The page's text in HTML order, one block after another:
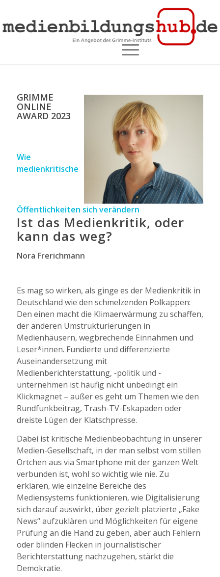
GRIMME
ONLINE
AWARD 2023
Wie
medienkritische
Öffentlichkeiten sich verändern
Ist das Medienkritik, oder
kann das weg?
Nora Frerichmann
Es mag so wirken, als ginge es der Medienkritik in
Deutschland wie den schmelzenden Polkappen:
Den einen macht die Klimaerwärmung zu schaffen,
der anderen Umstrukturierungen in
Medienhäusern, wegbrechende Einnahmen und
Leser*innen. Fundierte und differenzierte
Auseinandersetzung mit
Medienberichterstattung, -politik und -
unternehmen ist häufig nicht unbedingt ein
Klickmagnet – außer es geht um Themen wie den
Rundfunkbeitrag, Trash-TV-Eskapaden oder
dreiste Lügen der Klatschpresse.
Dabei ist kritische Medienbeobachtung in unserer
Medien-Gesellschaft, in der man selbst vom stillen
Örtchen aus via Smartphone mit der ganzen Welt
verbunden ist, wohl so wichtig wie nie. Zu
erklären, wie einzelne Bereiche des
Mediensystems funktionieren, wie Digitalisierung
sich darauf auswirkt, über gezielt platzierte „Fake
News“ aufzuklären und Möglichkeiten für eigene
Prüfung an die Hand zu geben, aber auch Fehlern
oder blinden Flecken in journalistischer
Berichterstattung nachzugehen, stärkt die
Demokratie.